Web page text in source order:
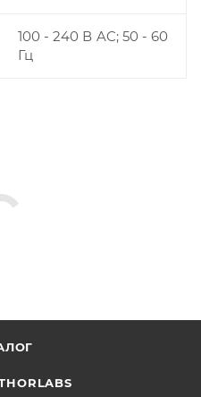
100 - 240 В AC; 50 - 60
Гц